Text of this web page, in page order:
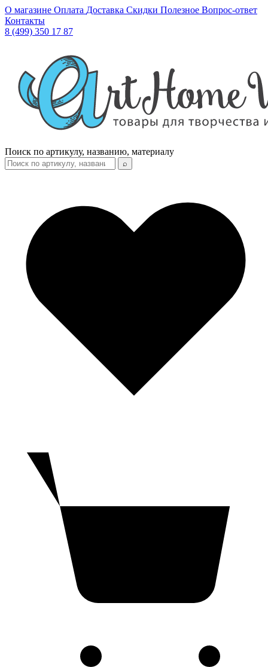
О магазине Оплата Доставка Скидки Полезное Вопрос-ответ
Контакты
8 (499) 350 17 87
Поиск по артикулу, названию, материалу
⌕